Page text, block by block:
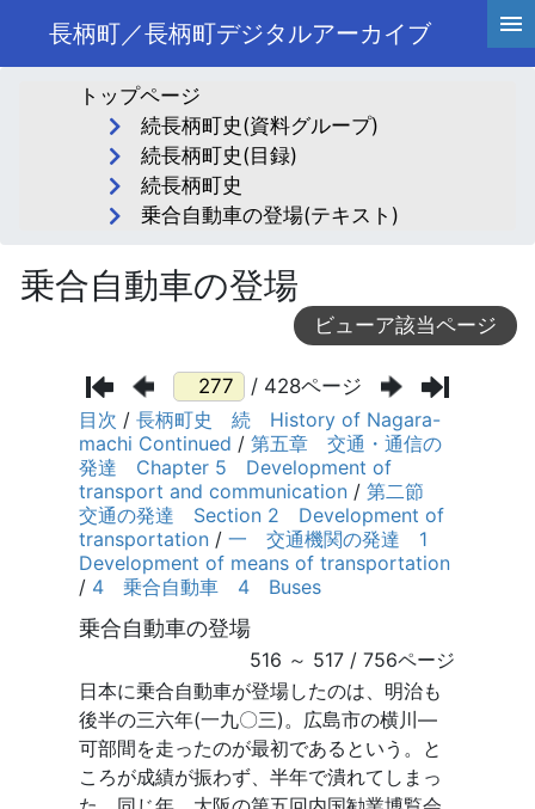
長柄町／長柄町デジタルアーカイブ
トップページ
続長柄町史(資料グループ)
続長柄町史(目録)
続長柄町史
乗合自動車の登場(テキスト)
乗合自動車の登場
ビューア該当ページ
/ 428ページ